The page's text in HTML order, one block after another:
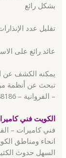
بشكل رائع
تقليل عدد
عائد رائع على
يمكنه الكشف عن
تبحث عن أنظمة
– الفروانية – 60388186 – تركيب كاميرات
الكويت فني
فني كاميرات –
انحاء ومناطق
السهل حدوث